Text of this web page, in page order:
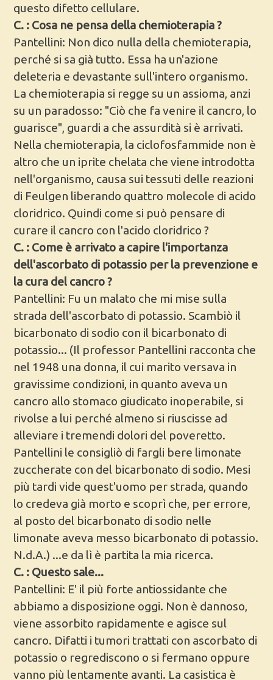
questo difetto cellulare.
C. : Cosa ne pensa della chemioterapia ?
Pantellini: Non dico nulla della chemioterapia,
perché si sa già tutto. Essa ha un'azione
deleteria e devastante sull'intero organismo.
La chemioterapia si regge su un assioma, anzi
su un paradosso: "Ciò che fa venire il cancro, lo
guarisce", guardi a che assurdità si è arrivati.
Nella chemioterapia, la ciclofosfammide non è
altro che un iprite chelata che viene introdotta
nell'organismo, causa sui tessuti delle reazioni
di Feulgen liberando quattro molecole di acido
cloridrico. Quindi come si può pensare di
curare il cancro con l'acido cloridrico ?
C. : Come è arrivato a capire l'importanza
dell'ascorbato di potassio per la prevenzione e
la cura del cancro ?
Pantellini: Fu un malato che mi mise sulla
strada dell'ascorbato di potassio. Scambiò il
bicarbonato di sodio con il bicarbonato di
potassio... (Il professor Pantellini racconta che
nel 1948 una donna, il cui marito versava in
gravissime condizioni, in quanto aveva un
cancro allo stomaco giudicato inoperabile, si
rivolse a lui perché almeno si riuscisse ad
alleviare i tremendi dolori del poveretto.
Pantellini le consigliò di fargli bere limonate
zuccherate con del bicarbonato di sodio. Mesi
più tardi vide quest'uomo per strada, quando
lo credeva già morto e scoprì che, per errore,
al posto del bicarbonato di sodio nelle
limonate aveva messo bicarbonato di potassio.
N.d.A.) ...e da lì è partita la mia ricerca.
C. : Questo sale...
Pantellini: E' il più forte antiossidante che
abbiamo a disposizione oggi. Non è dannoso,
viene assorbito rapidamente e agisce sul
cancro. Difatti i tumori trattati con ascorbato di
potassio o regrediscono o si fermano oppure
vanno più lentamente avanti. La casistica è